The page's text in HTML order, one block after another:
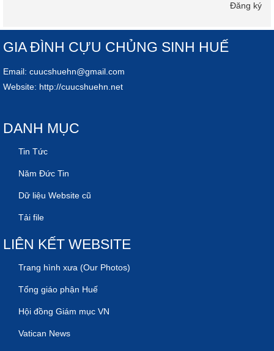
Đăng ký
GIA ĐÌNH CỰU CHỦNG SINH HUẾ
Email: cuucshuehn@gmail.com
Website: http://cuucshuehn.net
DANH MỤC
Tin Tức
Năm Đức Tin
Dữ liệu Website cũ
Tải file
LIÊN KẾT WEBSITE
Trang hình xưa (Our Photos)
Tổng giáo phận Huế
Hội đồng Giám mục VN
Vatican News